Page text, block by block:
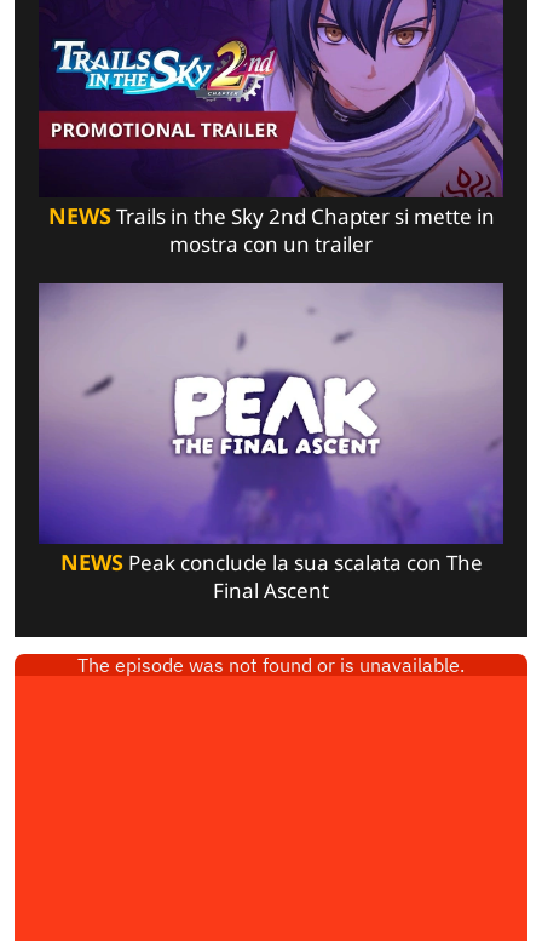
NEWSTrails in the Sky 2nd Chapter si mette in
mostra con un trailer
NEWSPeak conclude la sua scalata con The
Final Ascent